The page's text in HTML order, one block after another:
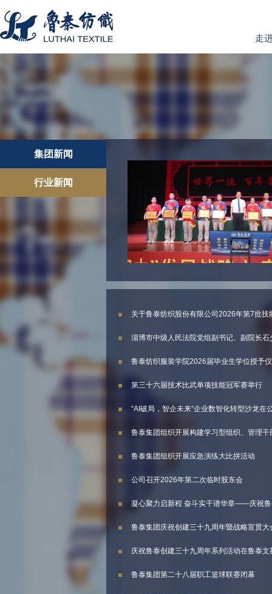
走
集团新闻
行业新闻
关于鲁泰纺织股份有限公司2026年第7批
淄博市中级人民法院党组副书记、副院长
鲁泰纺织服装学院2026届毕业生学位授予
第三十六届技术比武单项技能冠军赛举行
“AI破局，智企未来”企业数智化转型沙龙在
鲁泰集团组织开展构建学习型组织、管理
鲁泰集团组织开展应急演练大比拼活动
公司召开2026年第二次临时股东会
凝心聚力启新程 奋斗实干谱华章——庆祝
鲁泰集团庆祝创建三十九周年暨战略宣贯大
庆祝鲁泰创建三十九周年系列活动在鲁泰文
鲁泰集团第二十八届职工篮球联赛闭幕